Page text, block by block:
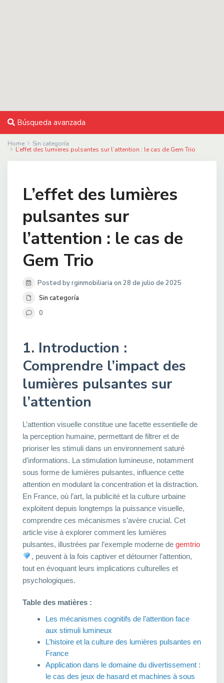
Búsqueda avanzada
Home Sin categoría
L’effet des lumières pulsantes sur l’attention : le cas de Gem Trio
L’effet des lumières
pulsantes sur
l’attention : le cas de
Gem Trio
Posted by rginmobiliaria on 28 de julio de 2025
Sin categoría
0
1. Introduction :
Comprendre l’impact des
lumières pulsantes sur
l’attention
L’attention visuelle constitue une facette essentielle de
la perception humaine, permettant de filtrer et de
prioriser les stimuli dans un environnement saturé
d’informations. La stimulation lumineuse, notamment
sous forme de lumières pulsantes, influence cette
attention en modulant la concentration et la distraction.
En France, où l’art, la publicité et la culture urbaine
exploitent depuis longtemps la puissance visuelle,
comprendre ces mécanismes s’avère crucial. Cet
article vise à explorer comment les lumières
pulsantes, illustrées par l’exemple moderne de gemtrio
, peuvent à la fois captiver et détourner l’attention,
tout en évoquant leurs implications culturelles et
psychologiques.
Table des matières :
Les mécanismes cognitifs de l’attention face
aux stimuli lumineux
L’histoire et la culture des lumières pulsantes en
France
Application dans le domaine du divertissement :
le cas des jeux de hasard et machines à sous